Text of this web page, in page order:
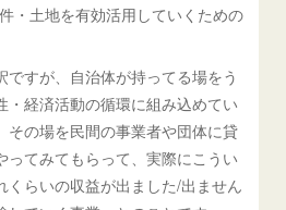
・土地を有効活用していくための
すが、自治体が持ってる場をう
・経済活動の循環に組み込めてい
その場を民間の事業者や団体に貸
ってみてもらって、実際にこうい
くらいの収益が出ました/出ません